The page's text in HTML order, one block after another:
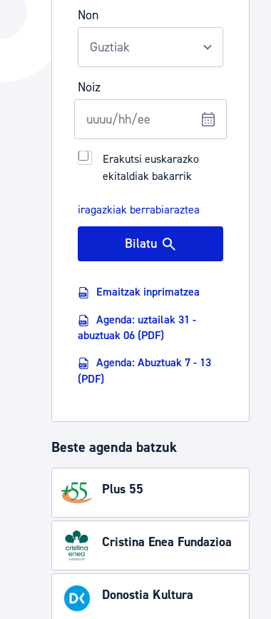
Hiria orain
Hiria ezagutu
Etorkizuneko hiria
Non
Noiz
Erakutsi euskarazko
ekitaldiak bakarrik
iragazkiak berrabiaraztea
Bilatu
Emaitzak inprimatzea
Agenda: uztailak 31 -
abuztuak 06 (PDF)
Agenda: Abuztuak 7 - 13
(PDF)
Beste agenda batzuk
Plus 55
Cristina Enea Fundazioa
Donostia Kultura